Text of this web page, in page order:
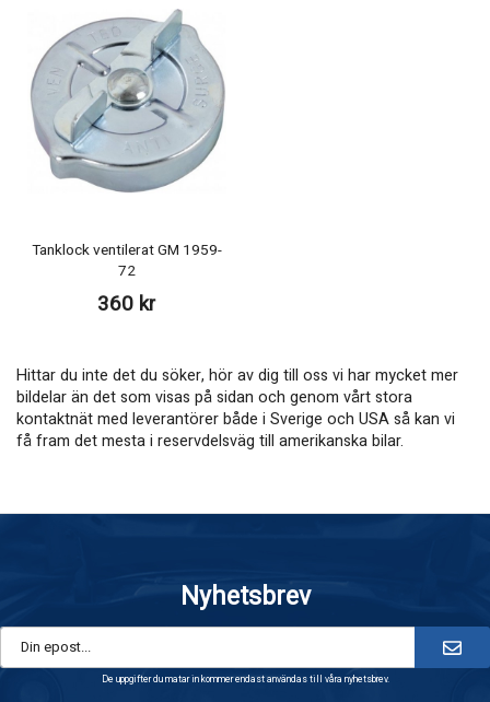
Tanklock ventilerat GM 1959-
72
360 kr
Hittar du inte det du söker, hör av dig till oss vi har mycket mer
bildelar än det som visas på sidan och genom vårt stora
kontaktnät med leverantörer både i Sverige och USA så kan vi
få fram det mesta i reservdelsväg till amerikanska bilar.
Nyhetsbrev
De uppgifter du matar in kommer endast användas till våra nyhetsbrev.